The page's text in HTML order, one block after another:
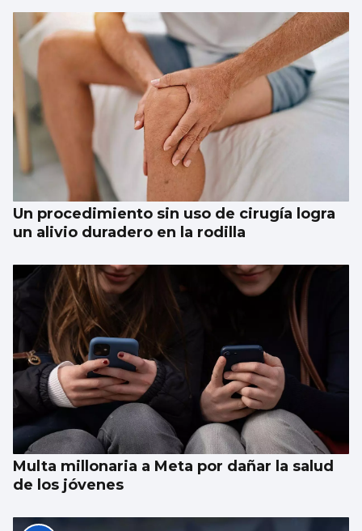
Un procedimiento sin uso de cirugía logra
un alivio duradero en la rodilla
Multa millonaria a Meta por dañar la salud
de los jóvenes